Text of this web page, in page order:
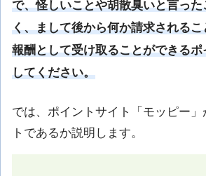
で、怪しいことや胡散臭いと言っ
く、まして後から何か請求される
報酬として受け取ることができる
してください。
では、ポイントサイト「モッピー」
トであるか説明します。